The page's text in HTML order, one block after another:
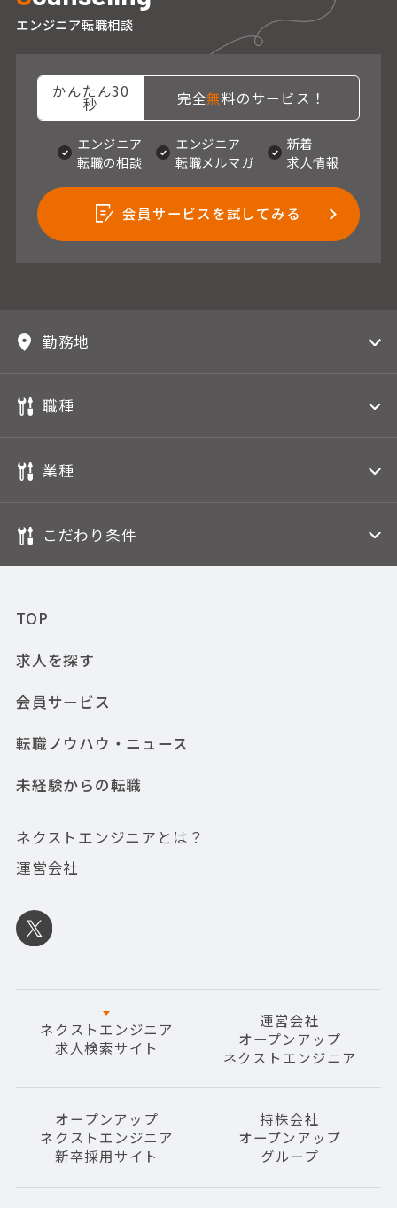
エンジニア転職相談
かんたん30
秒 完全無料のサービス！
エンジニア
転職の相談
エンジニア
転職メルマガ
新着
求人情報
会員サービスを試してみる
勤務地
職種
業種
こだわり条件
TOP
求人を探す
会員サービス
転職ノウハウ・ニュース
未経験からの転職
ネクストエンジニアとは？
運営会社
ネクストエンジニア
求人検索サイト
運営会社
オープンアップ
ネクストエンジニア
オープンアップ
ネクストエンジニア
新卒採用サイト
持株会社
オープンアップ
グループ